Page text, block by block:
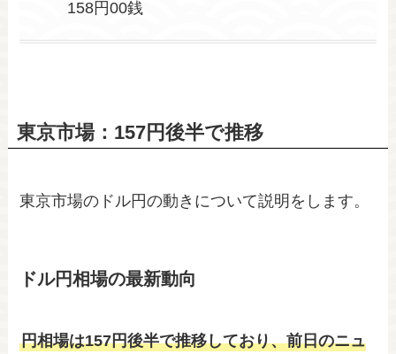
158円00銭
東京市場：157円後半で推移
東京市場のドル円の動きについて説明をします。
ドル円相場の最新動向
円相場は157円後半で推移しており、前日のニュ